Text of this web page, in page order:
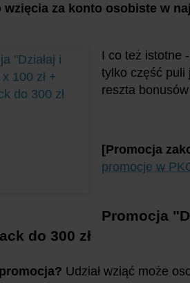
wzięcia za konto osobiste w
I co też istotne
tylko część puli
reszta
[Promocja
promocje w
Promocja "
do 300 zł
Udział wziąć może